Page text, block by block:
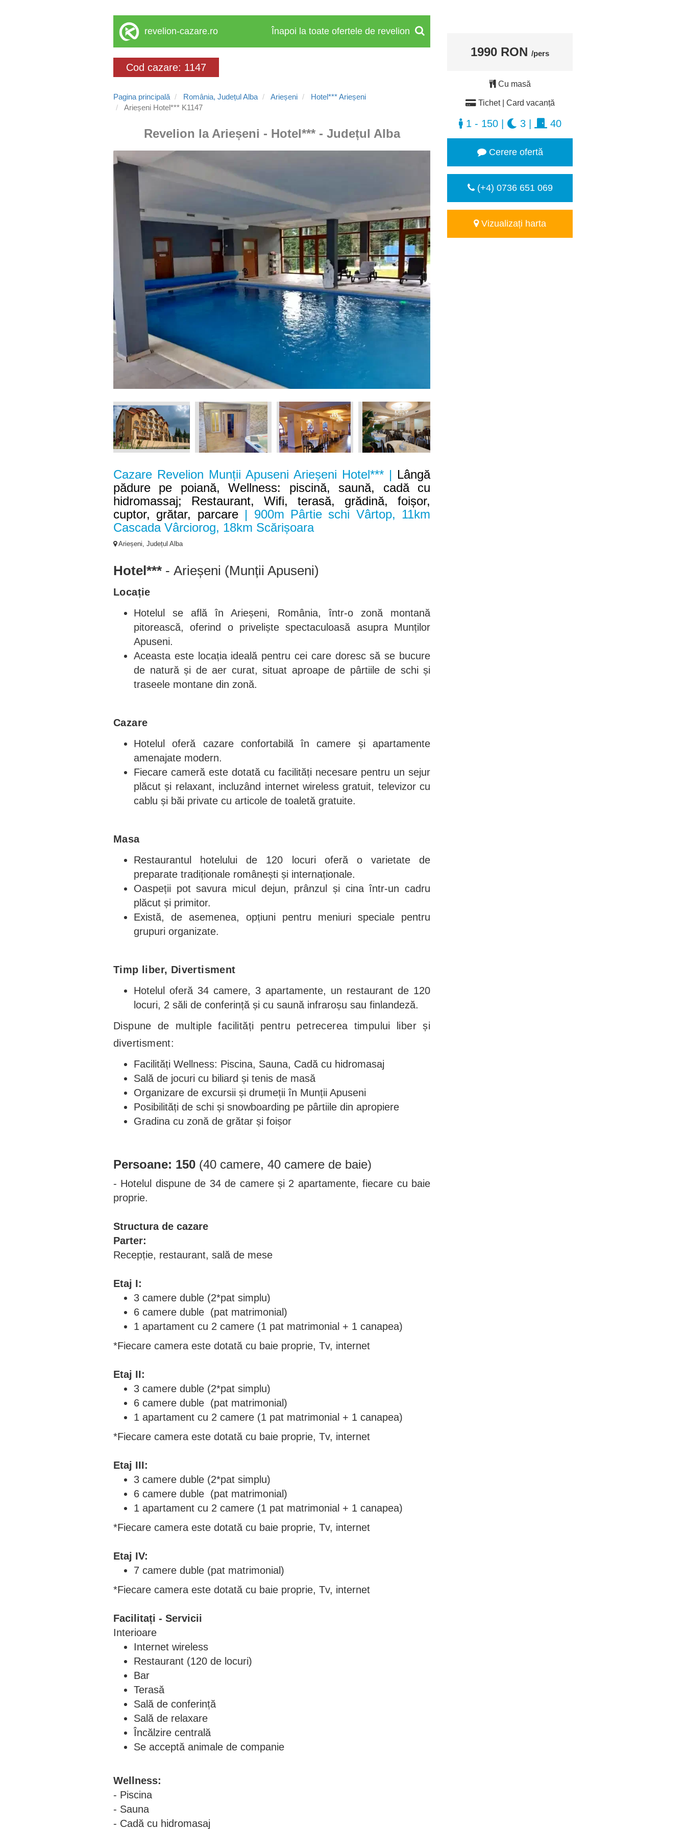
revelion-cazare.ro Înapoi la toate ofertele de revelion
Cod cazare: 1147
Pagina principală România, Județul Alba Arieșeni
Hotel*** Arieșeni
Arieșeni Hotel*** K1147
Revelion la Arieșeni - Hotel*** - Județul Alba
Cazare Revelion Munții Apuseni Arieșeni Hotel*** | Lângă
pădure pe poiană, Wellness: piscină, saună, cadă cu
hidromassaj; Restaurant, Wifi, terasă, grădină, foișor,
cuptor, grătar, parcare| 900m Pârtie schi Vârtop, 11km
Cascada Vârciorog, 18km Scărișoara
Arieșeni, Județul Alba
Hotel*** - Arieșeni (Munții Apuseni)
Locație
Hotelul se află în Arieșeni, România, într-o zonă montană
pitorească, oferind o priveliște spectaculoasă asupra Munților
Apuseni.
Aceasta este locația ideală pentru cei care doresc să se bucure
de natură și de aer curat, situat aproape de pârtiile de schi și
traseele montane din zonă.
Cazare
Hotelul oferă cazare confortabilă în camere și apartamente
amenajate modern.
Fiecare cameră este dotată cu facilități necesare pentru un sejur
plăcut și relaxant, incluzând internet wireless gratuit, televizor cu
cablu și băi private cu articole de toaletă gratuite.
Masa
Restaurantul hotelului de 120 locuri oferă o varietate de
preparate tradiționale românești și internaționale.
Oaspeții pot savura micul dejun, prânzul și cina într-un cadru
plăcut și primitor.
Există, de asemenea, opțiuni pentru meniuri speciale pentru
grupuri organizate.
Timp liber, Divertisment
Hotelul oferă 34 camere, 3 apartamente, un restaurant de 120
locuri, 2 săli de conferință și cu saună infraroșu sau finlandeză.
Dispune de multiple facilități pentru petrecerea timpului liber și
divertisment:
Facilități Wellness: Piscina, Sauna, Cadă cu hidromasaj
Sală de jocuri cu biliard și tenis de masă
Organizare de excursii și drumeții în Munții Apuseni
Posibilități de schi și snowboarding pe pârtiile din apropiere
Gradina cu zonă de grătar și foișor
Persoane: 150 (40 camere, 40 camere de baie)
- Hotelul dispune de 34 de camere și 2 apartamente, fiecare cu baie
proprie.
Structura de cazare
Parter:
Recepție, restaurant, sală de mese
Etaj I:
3 camere duble (2*pat simplu)
6 camere duble (pat matrimonial)
1 apartament cu 2 camere (1 pat matrimonial + 1 canapea)
*Fiecare camera este dotată cu baie proprie, Tv, internet
Etaj II:
3 camere duble (2*pat simplu)
6 camere duble (pat matrimonial)
1 apartament cu 2 camere (1 pat matrimonial + 1 canapea)
*Fiecare camera este dotată cu baie proprie, Tv, internet
Etaj III:
3 camere duble (2*pat simplu)
6 camere duble (pat matrimonial)
1 apartament cu 2 camere (1 pat matrimonial + 1 canapea)
*Fiecare camera este dotată cu baie proprie, Tv, internet
Etaj IV:
7 camere duble (pat matrimonial)
*Fiecare camera este dotată cu baie proprie, Tv, internet
Facilitați - Servicii
Interioare
Internet wireless
Restaurant (120 de locuri)
Bar
Terasă
Sală de conferință
Sală de relaxare
Încălzire centrală
Se acceptă animale de companie
Wellness:
- Piscina
- Sauna
- Cadă cu hidromasaj
1990 RON /pers
Cu masă
Tichet | Card vacanță
1 - 150| 3| 40
Cerere ofertă
(+4) 0736 651 069
Vizualizați harta